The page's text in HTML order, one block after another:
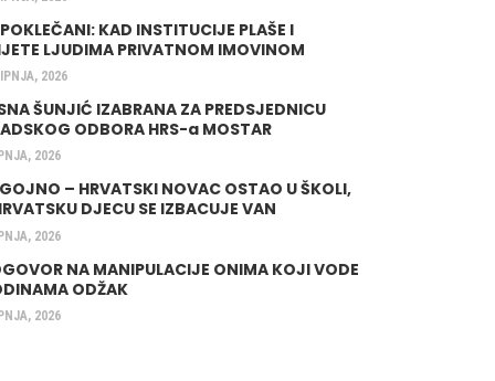
KAD INSTITUCIJE PLAŠE I
LJUDIMA PRIVATNOM IMOVINOM
2026
ŠUNJIĆ IZABRANA ZA PREDSJEDNICU
ODBORA HRS-a MOSTAR
2026
– HRVATSKI NOVAC OSTAO U ŠKOLI,
DJECU SE IZBACUJE VAN
2026
NA MANIPULACIJE ONIMA KOJI VODE
ODŽAK
2026